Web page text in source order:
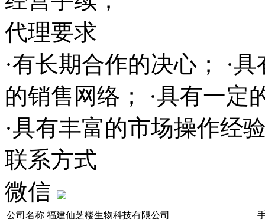
代理要求
·有长期合作的决心； ·
的销售网络； ·具有一定
·具有丰富的市场操作经
联系方式
微信
公司名称 福建仙芝楼生物科技有限公司